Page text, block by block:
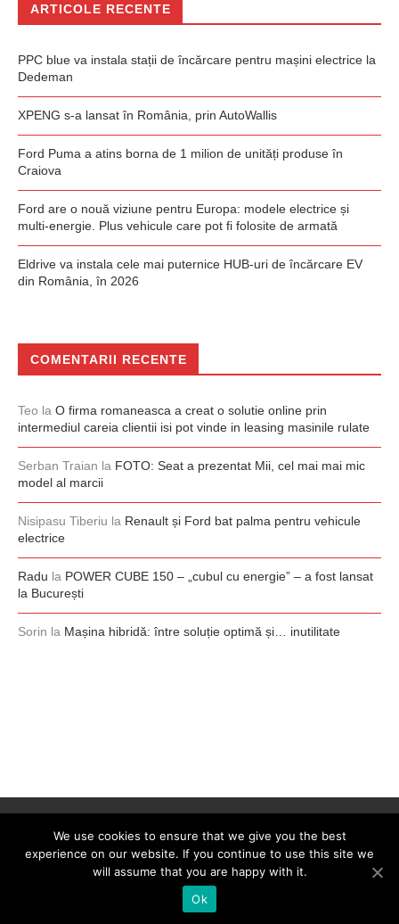
ARTICOLE RECENTE
PPC blue va instala stații de încărcare pentru mașini electrice la
Dedeman
XPENG s-a lansat în România, prin AutoWallis
Ford Puma a atins borna de 1 milion de unități produse în
Craiova
Ford are o nouă viziune pentru Europa: modele electrice și
multi-energie. Plus vehicule care pot fi folosite de armată
Eldrive va instala cele mai puternice HUB-uri de încărcare EV
din România, în 2026
COMENTARII RECENTE
Teo la O firma romaneasca a creat o solutie online prin
intermediul careia clientii isi pot vinde in leasing masinile rulate
Serban Traian la FOTO: Seat a prezentat Mii, cel mai mai mic
model al marcii
Nisipasu Tiberiu la Renault și Ford bat palma pentru vehicule
electrice
Radu la POWER CUBE 150 – „cubul cu energie” – a fost lansat
la București
Sorin la Mașina hibridă: între soluție optimă și… inutilitate
@2008-2026 - 0-100.ro. All Right Reserved. Designed by
We use cookies to ensure that we give you the best
experience on our website. If you continue to use this site we
will assume that you are happy with it.
Ok